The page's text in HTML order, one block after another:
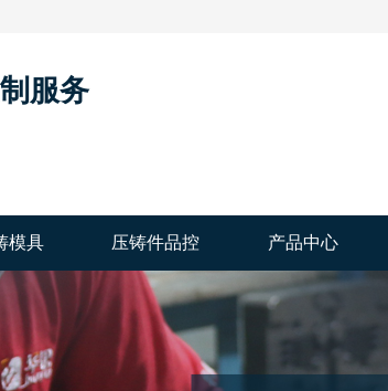
服务
模具 压铸件品控 产品中心